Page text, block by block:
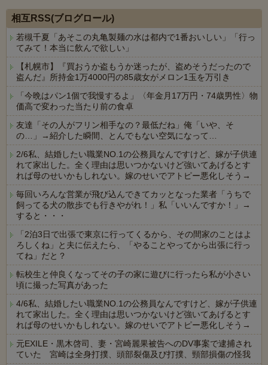
相互RSS(ブログロール)
若槻千夏「あそこの丸亀製麺の水は都内で1番おいしい」「行っ
てみて！本当に飲んで欲しい」
【札幌市】『買おうか盗もうか迷ったが、盗めそうだったので
盗んだ』所持金1万4000円の85歳女がメロン1玉を万引き
「今晩はパン1個で我慢するよ」〈年金月17万円・74歳男性〉物
価高で変わった当たり前の食卓
友達「その人がフリン相手なの？最低だね」俺「いや、そ
の…」→紹介した瞬間、とんでもない空気になって…
2/6私、結婚したい職業NO.1の公務員なんですけど、嫁が子供連
れて家出した。全く理由は思いつかないけど強いてあげるとす
れば母のせいかもしれない。嫁のせいでアトピー悪化しそう→
毎回いろんな営業が飛び込んできてカッとなった業者「うちで
飼ってる犬の散歩でも行きやがれ！」私「いいんですか！」→
すると・・・
「2泊3日で出張で東京に行ってくるから、その間家のことはよ
ろしくね」と夫に伝えたら、「やることやってから出張に行っ
てね」だと？
転校生と仲良くなってその子の家に遊びに行ったら私が小さい
頃に撮った写真があった
4/6私、結婚したい職業NO.1の公務員なんですけど、嫁が子供連
れて家出した。全く理由は思いつかないけど強いてあげるとす
れば母のせいかもしれない。嫁のせいでアトピー悪化しそう→
元EXILE・黒木啓司、妻・宮崎麗果被告へのDV事案で逮捕され
ていた 宮崎は全身打撲、頭部裂傷及び打撲、頸部損傷の怪我